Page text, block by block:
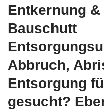
Entkernung
Bauschutt
Abbruch,
Entsorgung
gesucht?